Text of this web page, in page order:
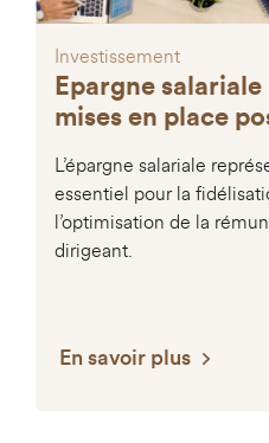
Investissement
Epargne
mises en place
L’épargne salariale
essentiel pour la
l’optimisation de la
dirigeant.
En savoir plus